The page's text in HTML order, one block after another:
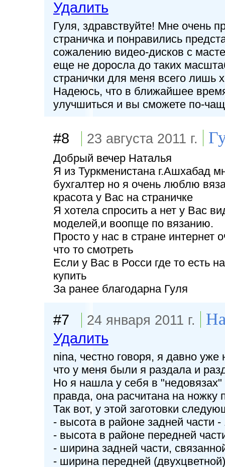
Удалить
Гуля, здравствуйте! Мне очень
страничка и понравились
сожалению видео-дисков с
еще не доросла до таких
странички для меня всего лишь
Надеюсь, что в ближайшее
улучшиться и вы сможете по-
#8 23 августа 2011 г.
Добрый вечер Наталья
Я из Туркменистана г.Ашхабад
бухгалтер но я очень люблю
красота у Вас на страничке
Я хотела спросить а нет у Вас
моделей,и воопще по вязанию.
Просто у нас в стране интернет
что то смотреть
Если у Вас в Росси где то есть
купить
За ранее благодарна Гуля
#7 24 января 2011 г.
Удалить
nina, честно говоря, я давно уже
что у меня были я раздала и
Но я нашла у себя в "недовязах"
правда, она расчитана на
Так вот, у этой заготовки
- высота в районе задней части
- высота в районе передней
- ширина задней части,
- ширина передней